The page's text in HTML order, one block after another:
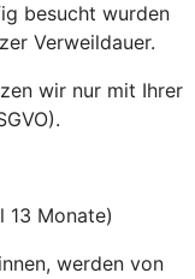
besucht wurden
Verweildauer.
wir nur mit Ihrer
13 Monate)
werden von